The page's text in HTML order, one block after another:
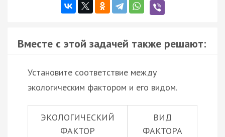
Вместе с этой задачей также решают:
Установите соответствие между
экологическим фактором и его видом.
ЭКОЛОГИЧЕСКИЙ
ФАКТОР
ВИД
ФАКТОРА